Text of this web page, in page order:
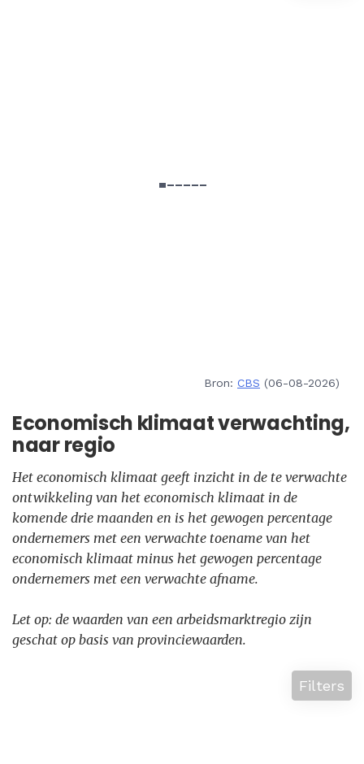
Bron: CBS (06-08-2026)
Economisch klimaat verwachting,
naar regio
Het economisch klimaat geeft inzicht in de te verwachte
ontwikkeling van het economisch klimaat in de
komende drie maanden en is het gewogen percentage
ondernemers met een verwachte toename van het
economisch klimaat minus het gewogen percentage
ondernemers met een verwachte afname.
Let op: de waarden van een arbeidsmarktregio zijn
geschat op basis van provinciewaarden.
Filters